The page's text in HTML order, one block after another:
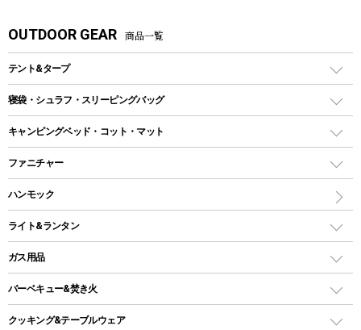
OUTDOOR GEAR 商品一覧
テント&タープ
テント
ツールームテント
ワンポールテント
シェルターテント
ロッジ型・オリジナルテント
タープ
寝袋・シュラフ・スリーピングバッグ
レクタングラー型（封筒型）シュラフ
インナーシュラフ
キャンピングベッド・コット・マット
キャンピングベッド・コット
インフレータブルマット
ファニチャー
アウトドアテーブル
レジャーシート
ハンモック
ライト&ランタン
LEDランタン
ガスランタン
オイルランタン
ガス用品
ガスバーナー
バーベキュー&焚き火
バーベキューコンロ、グリル
クッキング&テーブルウェア